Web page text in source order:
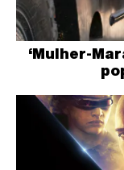
‘Mulher-